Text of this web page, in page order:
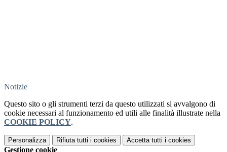
Notizie
Questo sito o gli strumenti terzi da questo utilizzati si avvalgono di
cookie necessari al funzionamento ed utili alle finalità illustrate nella
COOKIE POLICY.
Personalizza Rifiuta tutti i cookies Accetta tutti i cookies
Gestione cookie